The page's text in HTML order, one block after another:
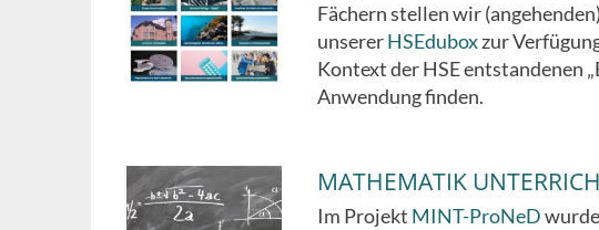
Fächern stellen wir
unsererHSEduboxzur
Kontext der HSE entstandenen
Anwendung finden.
MATHEMATIK
Im Projekt MINT-ProNeD